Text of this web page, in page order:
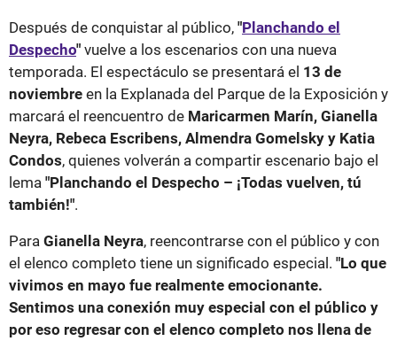
Después de conquistar al público, "Planchando el
Despecho" vuelve a los escenarios con una nueva
temporada. El espectáculo se presentará el 13 de
noviembre en la Explanada del Parque de la Exposición y
marcará el reencuentro de Maricarmen Marín, Gianella
Neyra, Rebeca Escribens, Almendra Gomelsky y Katia
Condos, quienes volverán a compartir escenario bajo el
lema "Planchando el Despecho – ¡Todas vuelven, tú
también!".
Para Gianella Neyra, reencontrarse con el público y con
el elenco completo tiene un significado especial. "Lo que
vivimos en mayo fue realmente emocionante.
Sentimos una conexión muy especial con el público y
por eso regresar con el elenco completo nos llena de